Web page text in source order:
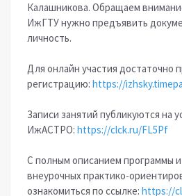
Калашникова. Обращаем
ИжГТУ нужно предъявить
личность.
Для онлайн участия достаточно
регистрацию: https://
Записи занятий публикуются на
ИжАСТРО: https://clck.ru/FL5Pf
С полным описанием программы
внеурочных практико-
ознакомиться по ссылке: https://